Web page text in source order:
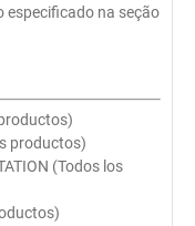
especificado na seção
productos)
(Todos los